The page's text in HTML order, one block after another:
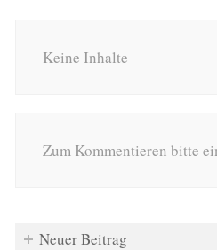
Keine Inhalte
Zum Kommentieren bitte
Neuer Beitrag